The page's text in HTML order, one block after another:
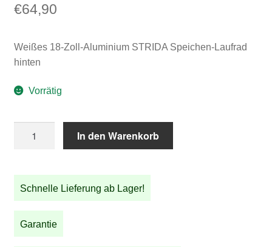
€64,90
Weißes 18-Zoll-Aluminium STRIDA Speichen-Laufrad
hinten
Vorrätig
Aluminium
STRIDA
Laufrad
hinten
In den Warenkorb
Schnelle Lieferung ab Lager!
Garantie